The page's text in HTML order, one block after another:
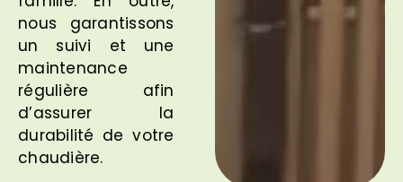
nous garantissons
un suivi et une
maintenance
régulière afin
d’assurer la
durabilité de votre
chaudière.